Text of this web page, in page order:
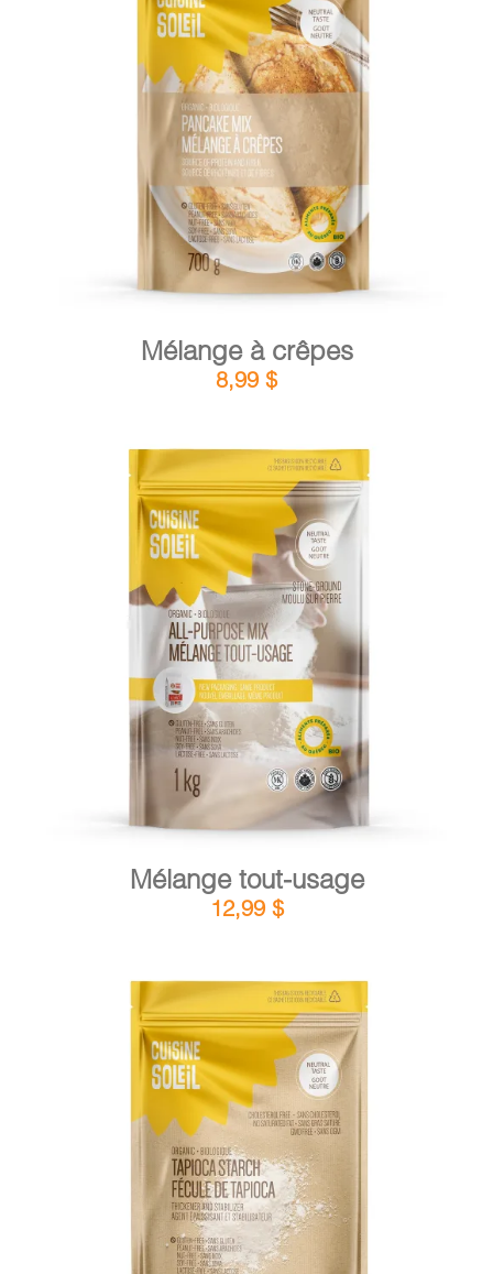
AJOUTER AU PANIER
Mélange à crêpes
8,99 $
AJOUTER AU PANIER / DÉTAILS
Mélange tout-usage
12,99 $
AJOUTER AU PANIER DÉTAILS